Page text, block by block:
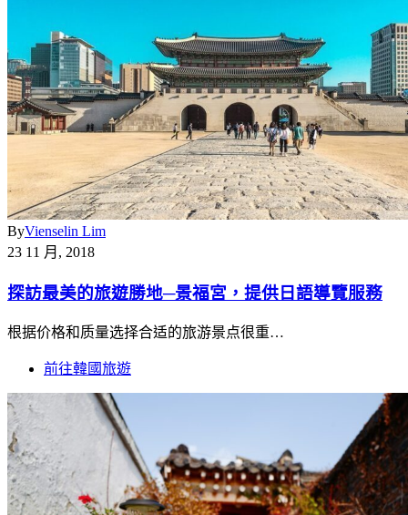
ByVienselin Lim
23 11 月, 2018
探訪最美的旅遊勝地─景福宮，提供日語導覽服務
根据价格和质量选择合适的旅游景点很重…
前往韓國旅遊